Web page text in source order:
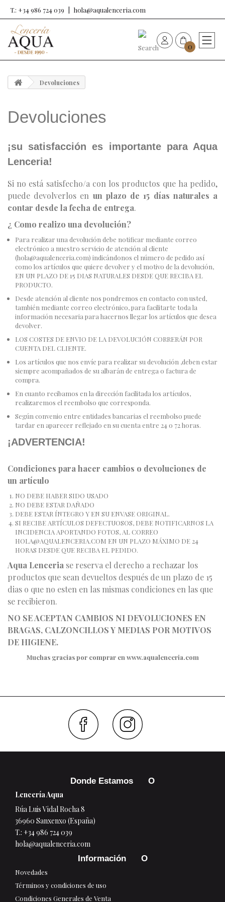
T.: +34 986 724 039 hola@aqualenceria.com
0
Sujetadores
Bragas
Baño de mujer
Ropa y complementos
Lencería
Prendas moldeadoras
Hombre
Ortopedia
Outlet
Devoluciones
Devoluciones
¡su satisfacción es importante para Aqua
Lenceria!
Si no está satisfecho/a con los productos que ha pedido,
puede devolverlos en un plazo de 15 días naturales a
contar desde la fecha de entrega.
¿ Como realizo una devolución?
Para realizar una devolución debe notificar mediante correo
electrónico a nuestro servicio de atención al cliente
(hola@aqualenceria.com) indicándonos el número de pedido así
como los artículos que quiere devolver y el motivo de la devolución,
EN UN PLAZO DE 15 DIAS NATURALES DESDE QUE RECIBA EL
PRODUCTO.
Desde atención al cliente nos pondremos en contacto con usted,
también mediante correo electrónico, para facilitarte toda la
información necesaria para hacernos llegar los artículos que desea
devolver.
LOS COSTES DE ENVIO DE LA DEVOLUCIÓN CORRERÁN POR
CUENTA DEL CLIENTE.
Los artículos que nos envíe para realizar su devolución ,deben estar
siempre acompañados de su albarán de entrega o factura de
compra.
En cuanto recibamos en la dirección facilitada los artículos,
realizaremos el reembolso que corresponda.
Según convenio entre entidades bancarias el reembolso puede
tardar en aparecer reflejado en su cuenta entre 24 o 72 horas.
¡ADVERTENCIA!
Condiciones para hacer cambios o devoluciones de
un artículo
NO DEBE HABER SIDO USADO
NO DEBE ESTAR DAÑADO
DEBE ESTAR ÍNTEGRO Y EN SU ENVASE ORIGINAL.
SI RECIBE ARTÍCULOS DEFECTUOSOS, DEBE NOTIFICARNOS LA
INCIDENCIA APORTANDO FOTOS, AL CORREO
HOLA@AQUALENCERIA.COM EN UN PLAZO MÁXIMO DE 24
HORAS DESDE QUE RECIBA EL PEDIDO.
Aqua Lenceria se reserva el derecho a rechazar los
productos que sean devueltos después de un plazo de 15
dias o que no esten en las mismas condiciones en las que
se recibieron.
NO SE ACEPTAN CAMBIOS NI DEVOLUCIONES EN
BRAGAS, CALZONCILLOS Y MEDIAS POR MOTIVOS
DE HIGIENE.
Muchas gracias por comprar en www.aqualenceria.com
Donde Estamos
Lencería Aqua
Rúa Luis Vidal Rocha 8
36960 Sanxenxo (España)
T.: +34 986 724 039
hola@aqualenceria.com
Información
Novedades
Términos y condiciones de uso
Condiciones Generales de Venta